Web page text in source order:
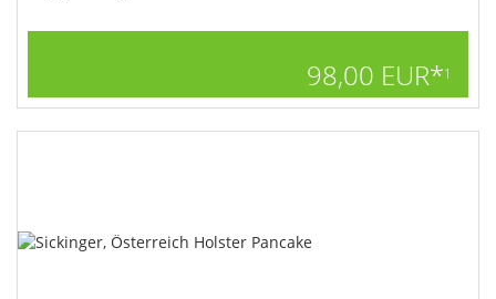
98,00 EUR*1